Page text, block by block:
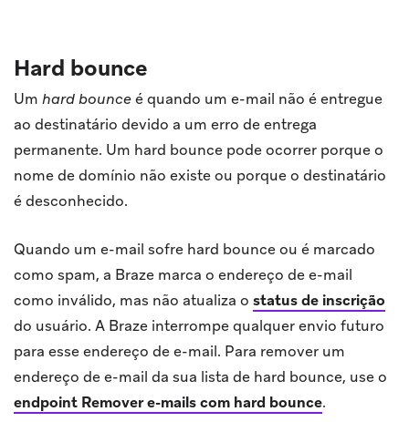
Hard bounce
Um hard bounceé quando um e-mail não é entregue
ao destinatário devido a um erro de entrega
permanente. Um hard bounce pode ocorrer porque o
nome de domínio não existe ou porque o destinatário
é desconhecido.
Quando um e-mail sofre hard bounce ou é marcado
como spam, a Braze marca o endereço de e-mail
como inválido, mas não atualiza o status de inscrição
do usuário. A Braze interrompe qualquer envio futuro
para esse endereço de e-mail. Para remover um
endereço de e-mail da sua lista de hard bounce, use o
endpoint Remover e-mails com hard bounce.